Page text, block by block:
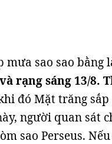
sao sao bằng
rạng sáng 13/8.
đó Mặt trăng sắp
người quan sát
sao Perseus.